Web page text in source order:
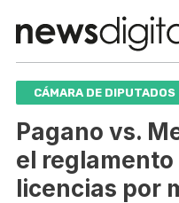
CÁMARA DE DIPUTADOS
Pagano vs.
el reglamento
licencias por